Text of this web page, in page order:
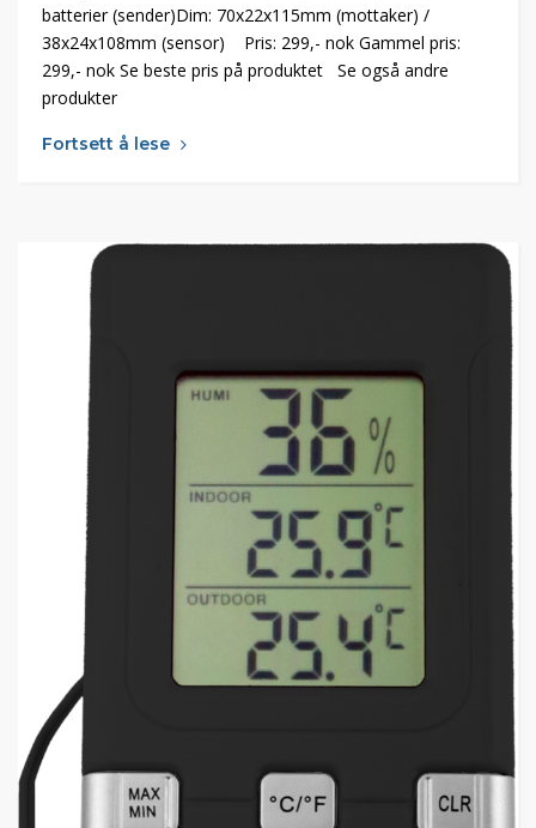
batterier (sender)Dim: 70x22x115mm (mottaker) /
38x24x108mm (sensor) Pris: 299,- nok Gammel pris:
299,- nok Se beste pris på produktet Se også andre
produkter
Fortsett å lese